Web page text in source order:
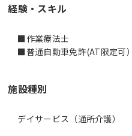
経験・スキル
■作業療法士
■普通自動車免許(AT限定可）
施設種別
デイサービス（通所介護）